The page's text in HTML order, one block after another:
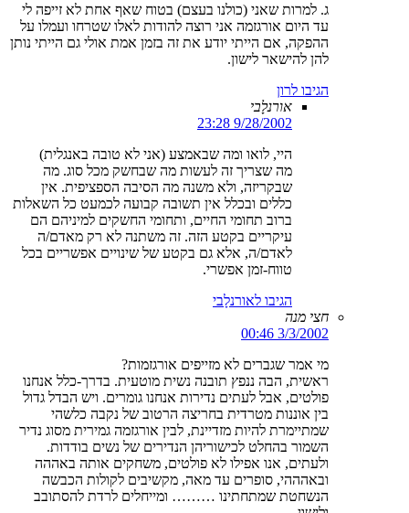
ג. למרות שאני (כולנו בעצם) בטוח שאף אחת לא זייפה לי
עד היום אורגזמה אני רוצה להודות לאלו שטרחו ועמלו על
ההפקה, אם הייתי יודע את זה בזמן אמת אולי גם הייתי נותן
להן להישאר לישון.
הגיבו לרון
אורנלָבי
9/28/2002 23:28
היי, לואו ומה שבאמצע (אני לא טובה באנגלית)
מה שצריך זה לעשות מה שבחשק מכל סוג. מה
שבקריזה, ולא משנה מה הסיבה הספציפית. אין
כללים ובכלל אין תשובה קבועה לכמעט כל השאלות
ברוב תחומי החיים, ותחומי החשקים למיניהם הם
עיקריים בקטע הזה. זה משתנה לא רק מאדם/ה
לאדם/ה, אלא גם בקטע של שינויים אפשריים בכל
טווח-זמן אפשרי.
הגיבו לאורנלָבי
חצי מנה
3/3/2002 00:46
מי אמר שגברים לא מזייפים אורגזמות?
ראשית, הבה ננפץ תובנה נשית מוטעית. בדרך-כלל אנחנו
פולטים, אבל לעתים נדירות אנחנו גומרים. ויש הבדל גדול
בין אוננות מטרדית בחריצה הרטוב של נקבה כלשהי
שמתיימרת להיות מזדיינת, לבין אורגזמה גמירית מסוג נדיר
השמור בהחלט לכישוריהן הנדירים של נשים בודדות.
ולעתים, אנו אפילו לא פולטים, משחקים אותה באההה
ובאהההי, סופרים עד מאה, מקשיבים לקולות הכבשה
הנשחטת שמתחתינו ……… ומייחלים לרדת להסתובב